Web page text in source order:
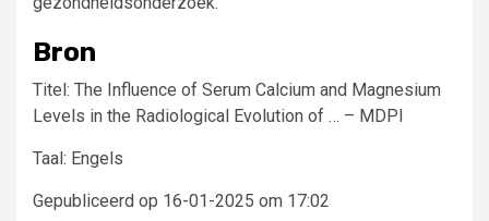
Bron
Titel: The Influence of Serum Calcium and Magnesium
Levels in the Radiological Evolution of … – MDPI
Taal: Engels
Gepubliceerd op 16-01-2025 om 17:02